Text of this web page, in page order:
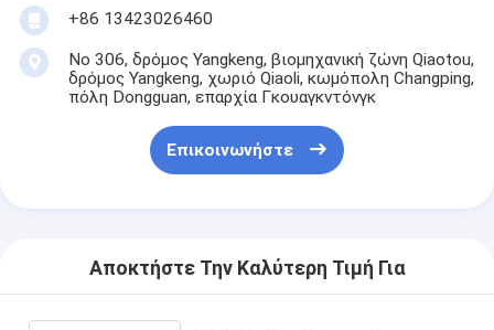
+86 13423026460
Νο 306, δρόμος Yangkeng, βιομηχανική ζώνη Qiaotou,
δρόμος Yangkeng, χωριό Qiaoli, κωμόπολη Changping,
πόλη Dongguan, επαρχία Γκουαγκντόνγκ
Επικοινωνήστε
Αποκτήστε Την Καλύτερη Τιμή Για